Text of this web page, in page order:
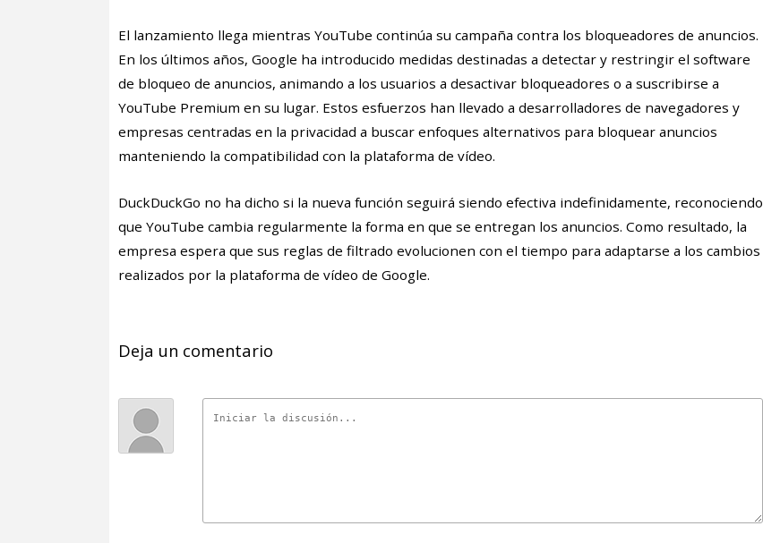
El lanzamiento llega mientras YouTube continúa su campaña contra los bloqueadores de anuncios.
En los últimos años, Google ha introducido medidas destinadas a detectar y restringir el software
de bloqueo de anuncios, animando a los usuarios a desactivar bloqueadores o a suscribirse a
YouTube Premium en su lugar. Estos esfuerzos han llevado a desarrolladores de navegadores y
empresas centradas en la privacidad a buscar enfoques alternativos para bloquear anuncios
manteniendo la compatibilidad con la plataforma de vídeo.
DuckDuckGo no ha dicho si la nueva función seguirá siendo efectiva indefinidamente, reconociendo
que YouTube cambia regularmente la forma en que se entregan los anuncios. Como resultado, la
empresa espera que sus reglas de filtrado evolucionen con el tiempo para adaptarse a los cambios
realizados por la plataforma de vídeo de Google.
Deja un comentario